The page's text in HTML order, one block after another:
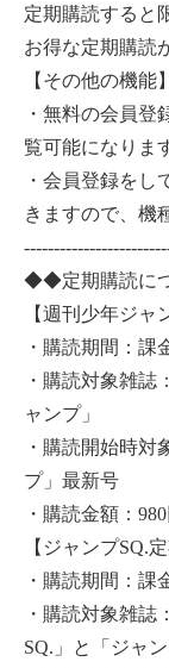
定期購読すると
お得な定期購読
【その他の機能】
・無料の会員登
覧可能になりま
・会員登録を
きますので、機
◆◆定期購読に
【週刊少年ジャ
・購読期間：課
・購読対象雑誌
ャンプ」
・購読開始時対
プ」最新号
・購読金額：980
【ジャンプSQ.
・購読期間：課
・購読対象雑
SQ.」と「ジャン